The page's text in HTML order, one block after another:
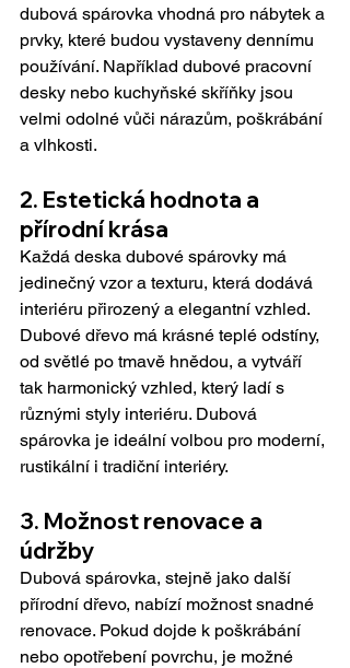
dubová spárovka vhodná pro nábytek a
prvky, které budou vystaveny dennímu
používání. Například dubové pracovní
desky nebo kuchyňské skříňky jsou
velmi odolné vůči nárazům, poškrábání
a vlhkosti.
2. Estetická hodnota a
přírodní krása
Každá deska dubové spárovky má
jedinečný vzor a texturu, která dodává
interiéru přirozený a elegantní vzhled.
Dubové dřevo má krásné teplé odstíny,
od světlé po tmavě hnědou, a vytváří
tak harmonický vzhled, který ladí s
různými styly interiéru. Dubová
spárovka je ideální volbou pro moderní,
rustikální i tradiční interiéry.
3. Možnost renovace a
údržby
Dubová spárovka, stejně jako další
přírodní dřevo, nabízí možnost snadné
renovace. Pokud dojde k poškrábání
nebo opotřebení povrchu, je možné